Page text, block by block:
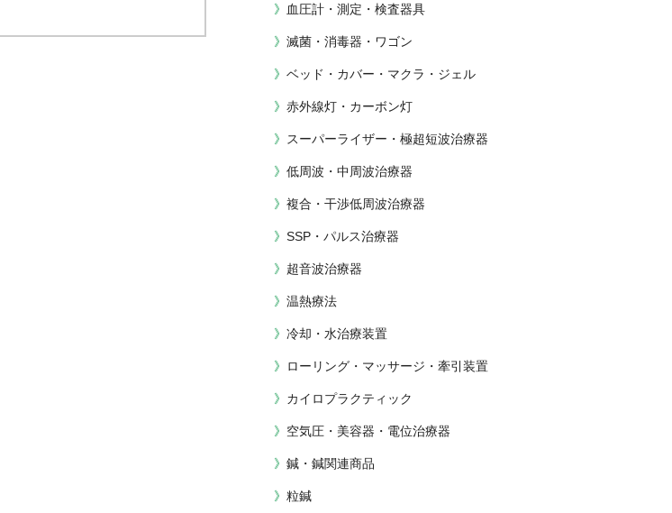
血圧計・測定・検査器具
滅菌・消毒器・ワゴン
ベッド・カバー・マクラ・ジェル
赤外線灯・カーボン灯
スーパーライザー・極超短波治療器
低周波・中周波治療器
複合・干渉低周波治療器
SSP・パルス治療器
超音波治療器
温熱療法
冷却・水治療装置
ローリング・マッサージ・牽引装置
カイロプラクティック
空気圧・美容器・電位治療器
鍼・鍼関連商品
粒鍼